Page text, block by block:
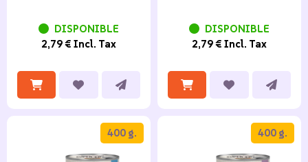
DISPONIBLE
2,79 € Incl. Tax
DISPONIBLE
2,79 € Incl. Tax
400 g. 400 g.